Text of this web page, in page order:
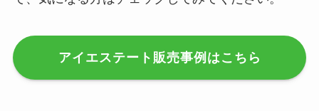
アイエステート販売事例はこちら